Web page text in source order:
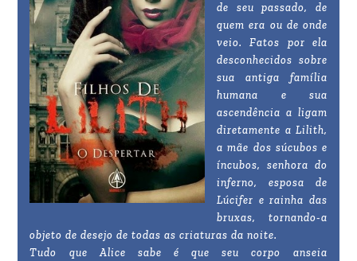
de seu passado, de
quem era ou de onde
veio. Fatos por ela
desconhecidos sobre
sua antiga família
humana e sua
ascendência a ligam
diretamente a Lilith,
a mãe dos súcubos e
íncubos, senhora do
inferno, esposa de
Lúcifer e rainha das
bruxas, tornando-a
objeto de desejo de todas as criaturas da noite.
Tudo que Alice sabe é que seu corpo anseia